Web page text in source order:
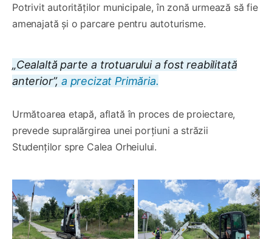
Potrivit autorităților municipale, în zonă urmează să fie
amenajată și o parcare pentru autoturisme.
„Cealaltă parte a trotuarului a fost reabilitată
anterior”,a precizat Primăria.
Următoarea etapă, aflată în proces de proiectare,
prevede supralărgirea unei porțiuni a străzii
Studenților spre Calea Orheiului.